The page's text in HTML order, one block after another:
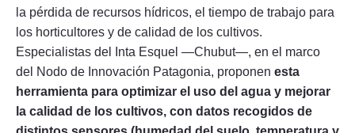
la pérdida de recursos hídricos, el tiempo de trabajo para
los horticultores y de calidad de los cultivos.
Especialistas del Inta Esquel —Chubut—, en el marco
del Nodo de Innovación Patagonia, proponen esta
herramienta para optimizar el uso del agua y mejorar
la calidad de los cultivos, con datos recogidos de